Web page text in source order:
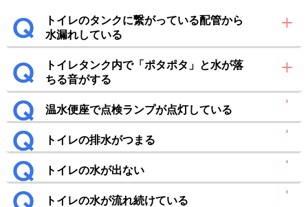
トイレのタンクに繋がっている配管から
水漏れしている
トイレタンク内で「ポタポタ」と水が落
ちる音がする
温水便座で点検ランプが点灯している
トイレの排水がつまる
トイレの水が出ない
トイレの水が流れ続けている